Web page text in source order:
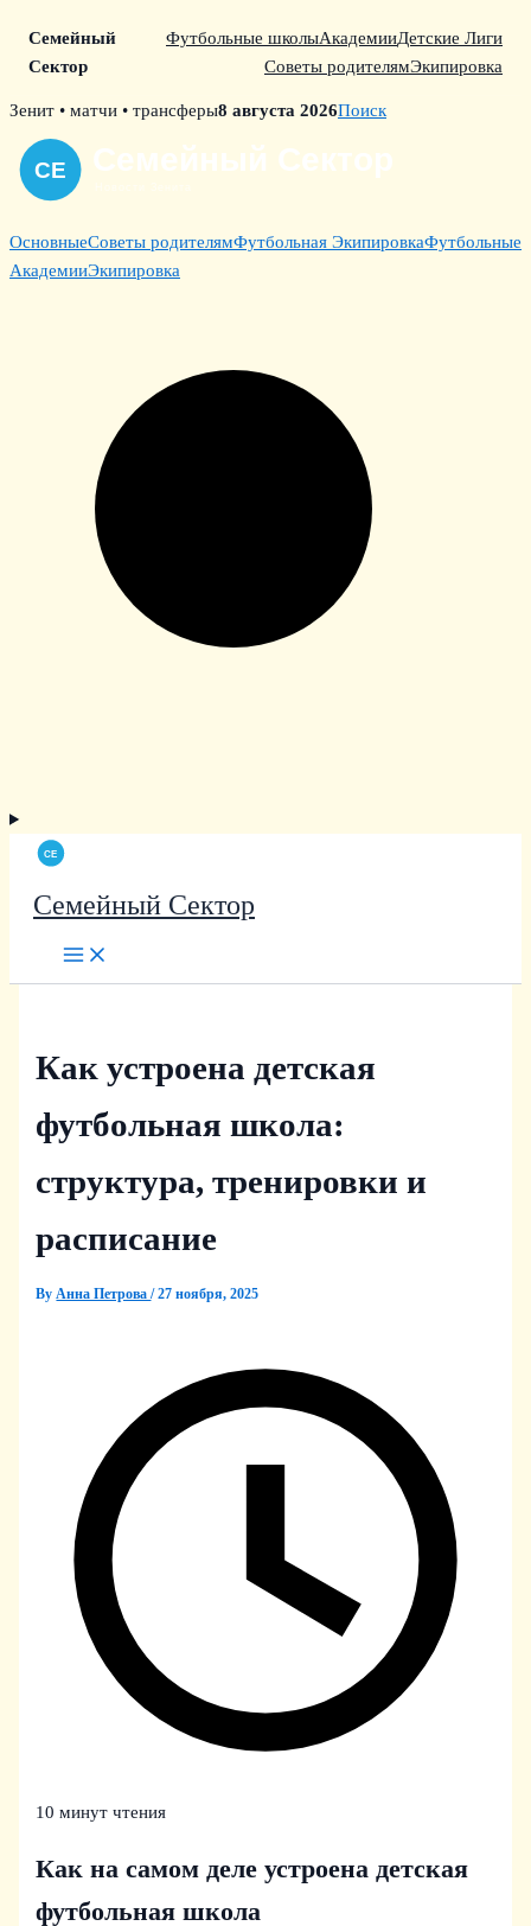
Семейный
Сектор
Футбольные школыАкадемииДетские Лиги
Советы родителямЭкипировка
Skip
content
Зенит • матчи • трансферы8 августа 2026Поиск
ОсновныеСоветы родителямФутбольная ЭкипировкаФутбольные
АкадемииЭкипировка
Семейный Сектор
Как устроена детская
футбольная школа:
структура, тренировки и
расписание
ByАнна Петрова/27 ноября, 2025
10 минут чтения
Как на самом деле устроена детская
футбольная школа